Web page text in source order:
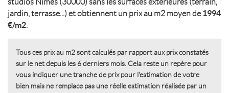
studios Nimes (30000) sans les surfaces extérieures (terrain,
jardin, terrasse...) et obtiennent un prix au m2 moyen de 1994
€/m2.
Tous ces prix au m2 sont calculés par rapport aux prix constatés
sur le net depuis les 6 derniers mois. Cela reste un repère pour
vous indiquer une tranche de prix pour l'estimation de votre
bien mais ne remplace pas une réelle estimation réalisée par un